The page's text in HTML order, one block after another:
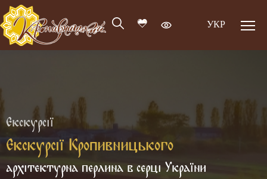
УКР
Екскурсії
Екскурсії Кропивницького
архітектурна перлина в серці України